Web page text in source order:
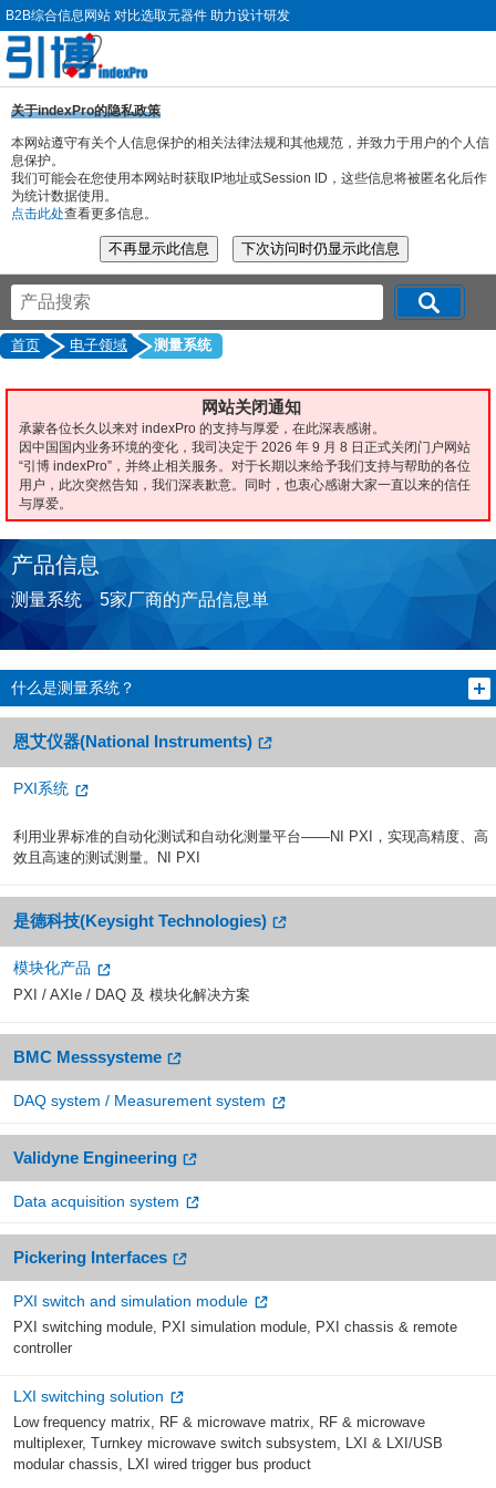
B2B综合信息网站 对比选取元器件 助力设计研发
关于indexPro的隐私政策
本网站遵守有关个人信息保护的相关法律法规和其他规范，并致力于用户的个人信
息保护。
我们可能会在您使用本网站时获取IP地址或Session ID，这些信息将被匿名化后作
为统计数据使用。
点击此处查看更多信息。
首页 电子领域 测量系统
网站关闭通知
承蒙各位长久以来对 indexPro 的支持与厚爱，在此深表感谢。
因中国国内业务环境的变化，我司决定于 2026 年 9 月 8 日正式关闭门户网站
“引博 indexPro”，并终止相关服务。对于长期以来给予我们支持与帮助的各位
用户，此次突然告知，我们深表歉意。同时，也衷心感谢大家一直以来的信任
与厚爱。
产品信息
测量系统 5家厂商的产品信息単
什么是测量系统？
恩艾仪器(National Instruments)
PXI​系统
利用​业界​标准​的​自动​化​测试​和​自动​化​测量​平台​——​NI PXI，​实现​高​精度、​高
效​且​高速​的​测试​测量。​NI PXI
是德科技(Keysight Technologies)
模块化产品
PXI / AXIe / DAQ 及 模块化解决方案
BMC Messsysteme
DAQ system / Measurement system
Validyne Engineering
Data acquisition system
Pickering Interfaces
PXI switch and simulation module
PXI switching module, PXI simulation module, PXI chassis & remote
controller
LXI switching solution
Low frequency matrix, RF & microwave matrix, RF & microwave
multiplexer, Turnkey microwave switch subsystem, LXI & LXI/USB
modular chassis, LXI wired trigger bus product